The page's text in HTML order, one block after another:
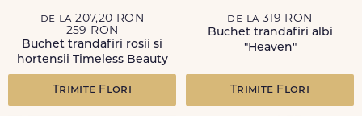
de la 207,20 RON
259 RON
Buchet trandafiri rosii si
hortensii Timeless Beauty
Trimite Flori
de la 319 RON
Buchet trandafiri albi
"Heaven"
Trimite Flori